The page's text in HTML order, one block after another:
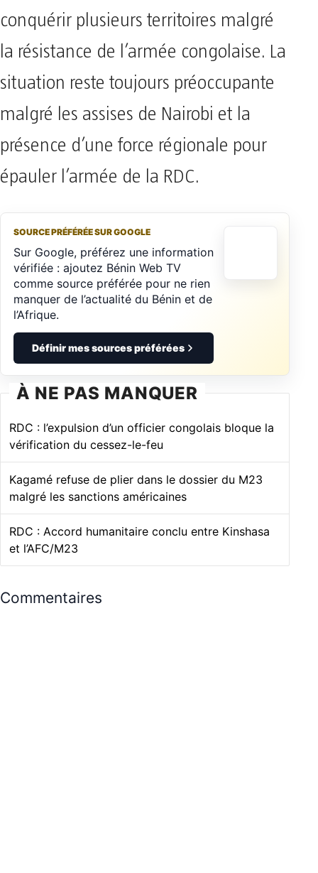
conquérir plusieurs territoires malgré
la résistance de l’armée congolaise. La
situation reste toujours préoccupante
malgré les assises de Nairobi et la
présence d’une force régionale pour
épauler l’armée de la RDC.
SOURCE PRÉFÉRÉE SUR GOOGLE
Sur Google, préférez une information
vérifiée : ajoutez Bénin Web TV
comme source préférée pour ne rien
manquer de l’actualité du Bénin et de
l’Afrique.
Définir mes sources préférées
À NE PAS MANQUER
RDC : l’expulsion d’un officier congolais bloque la
vérification du cessez-le-feu
Kagamé refuse de plier dans le dossier du M23
malgré les sanctions américaines
RDC : Accord humanitaire conclu entre Kinshasa
et l’AFC/M23
Commentaires